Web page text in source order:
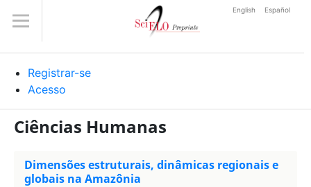
Registrar-se
Acesso
English Español
Ciências Humanas
Dimensões estruturais, dinâmicas regionais e
globais na Amazônia